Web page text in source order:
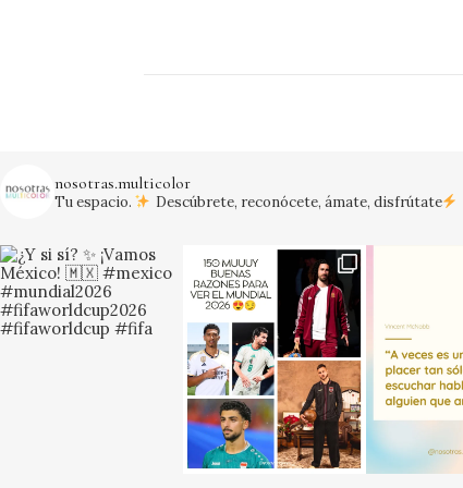
nosotras.multicolor
Tu espacio. Descúbrete, reconócete, ámate, disfrútate
¡Vamos México!
#mexico #mundial20